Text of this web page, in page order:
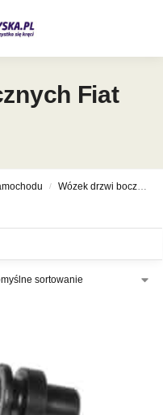
Fiat
/ Wózek drzwi bocznych Fiat